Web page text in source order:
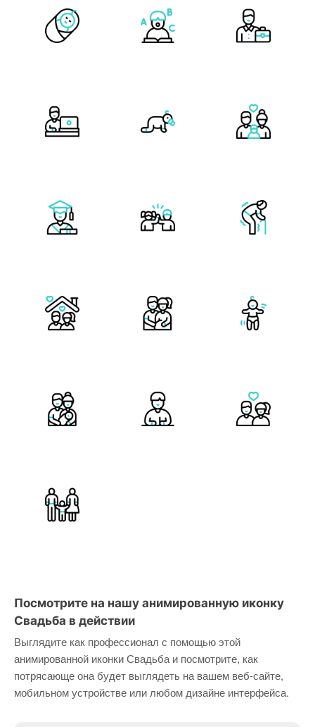
Посмотрите на нашу анимированную иконку
Свадьба в действии
Выглядите как профессионал с помощью этой
анимированной иконки Свадьба и посмотрите, как
потрясающе она будет выглядеть на вашем веб-сайте,
мобильном устройстве или любом дизайне интерфейса.